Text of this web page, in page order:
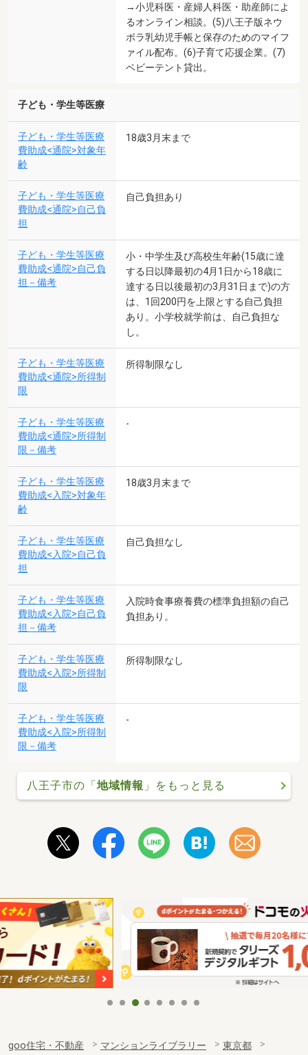
→小児科医・産婦人科医・助産師によ
るオンライン相談。(5)八王子版ネウ
ボラ乳幼児手帳と保存のためのマイフ
ァイル配布。(6)子育て応援企業。(7)
ベビーテント貸出。
子ども・学生等医療
子ども・学生等医療
費助成<通院>対象年
齢
18歳3月末まで
子ども・学生等医療
費助成<通院>自己負
担
自己負担あり
子ども・学生等医療
費助成<通院>自己負
担－備考
小・中学生及び高校生年齢(15歳に達
する日以降最初の4月1日から18歳に
達する日以後最初の3月31日まで)の方
は、1回200円を上限とする自己負担
あり。小学校就学前は、自己負担な
し。
子ども・学生等医療
費助成<通院>所得制
限
所得制限なし
子ども・学生等医療
費助成<通院>所得制
限－備考
-
子ども・学生等医療
費助成<入院>対象年
齢
18歳3月末まで
子ども・学生等医療
費助成<入院>自己負
担
自己負担なし
子ども・学生等医療
費助成<入院>自己負
担－備考
入院時食事療養費の標準負担額の自己
負担あり。
子ども・学生等医療
費助成<入院>所得制
限
所得制限なし
子ども・学生等医療
費助成<入院>所得制
限－備考
-
八王子市の「地域情報 」をもっと見る
goo住宅・不動産 マンションライブラリー
東京都